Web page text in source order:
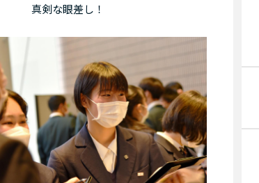
真剣な眼差し！